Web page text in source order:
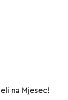
na Mjesec!